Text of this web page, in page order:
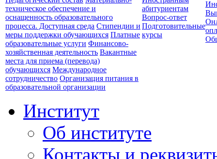
техническое обеспечение и
оснащенность образовательного
процесса. Доступная среда Стипендии и
меры поддержки обучающихся Платные
образовательные услуги Финансово-
хозяйственная деятельность Вакантные
места для приема (перевода)
обучающихся Международное
сотрудничество Организация питания в
образовательной организации
абитуриентам
Вопрос-ответ
Подготовительные
курсы
Институт
Об институте
Контакты и